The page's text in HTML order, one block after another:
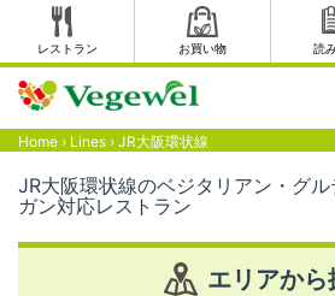
レストラン お買い物 読
Home › Lines › JR大阪環状線
JR大阪環状線のベジタリアン・グ
ガン対応レストラン
エリアから